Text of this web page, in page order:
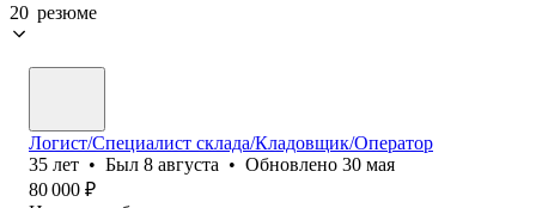
20 резюме
Логист/Специалист склада/Кладовщик/Оператор
35 лет • Был 8 августа • Обновлено 30 мая
80 000 ₽